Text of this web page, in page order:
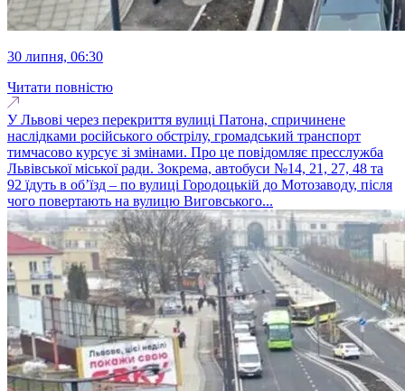
30 липня, 06:30
Читати повністю
У Львові через перекриття вулиці Патона, спричинене
наслідками російського обстрілу, громадський транспорт
тимчасово курсує зі змінами. Про це повідомляє пресслужба
Львівської міської ради. Зокрема, автобуси №14, 21, 27, 48 та
92 їдуть в об’їзд – по вулиці Городоцькій до Мотозаводу, після
чого повертають на вулицю Виговського...